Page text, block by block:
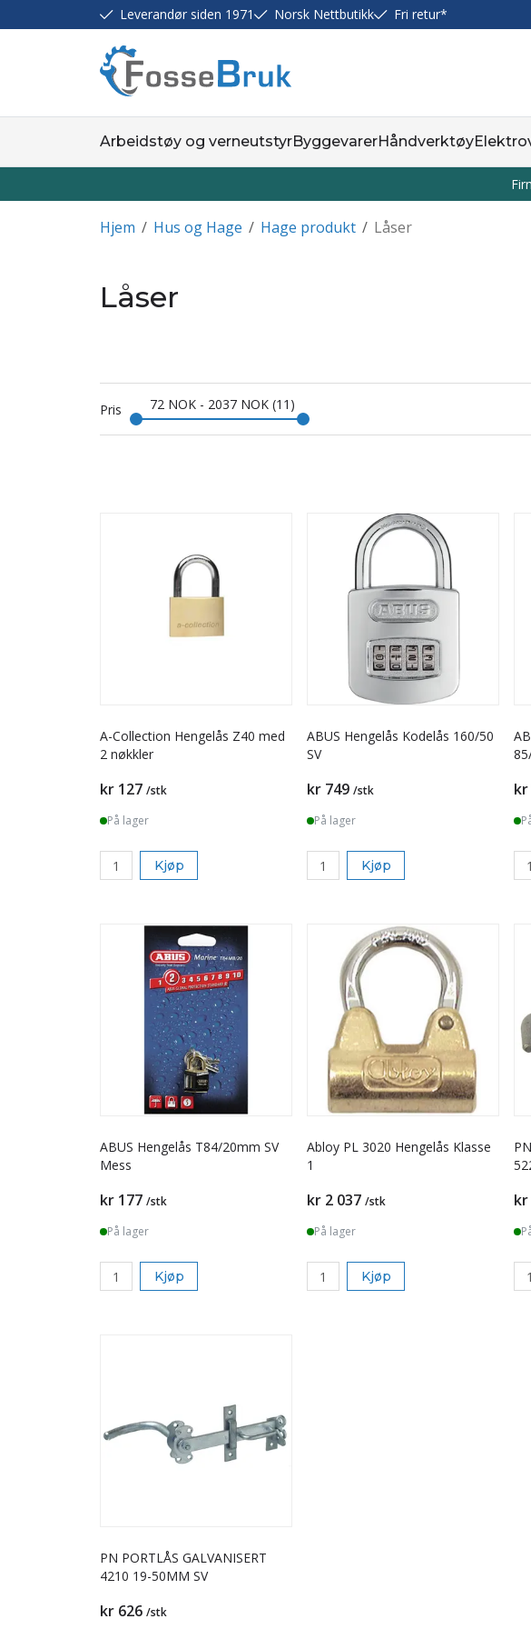
Leverandør siden 1971 Norsk Nettbutikk Fri retur*
Arbeidstøy og verneutstyrByggevarerHåndverktøy
/
Hjem /
Hus og Hage /
Hage produkt Låser
Låser
Pris 72 NOK - 2037 NOK 11
A-Collection Hengelås Z40 med
2 nøkkler
kr 127 /stk
På lager
Kjøp
ABUS Hengelås Kodelås 160/50
SV
kr 749 /stk
På lager
Kjøp
kr
ABUS Hengelås T84/20mm SV
Mess
kr 177 /stk
På lager
Kjøp
Abloy PL 3020 Hengelås Klasse
1
kr 2 037 /stk
På lager
Kjøp
kr
PN PORTLÅS GALVANISERT
4210 19-50MM SV
kr 626 /stk